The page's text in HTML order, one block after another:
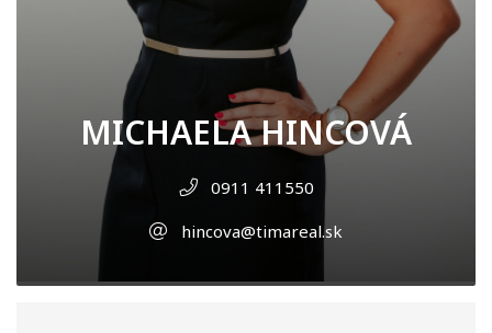
MICHAELA HINCOVÁ
0911 411550
hincova@timareal.sk